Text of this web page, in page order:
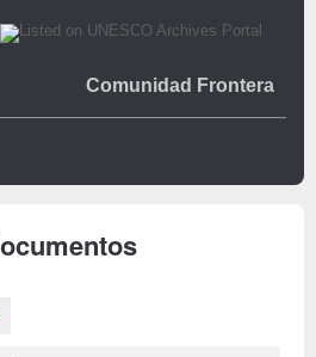
Comunidad Frontera